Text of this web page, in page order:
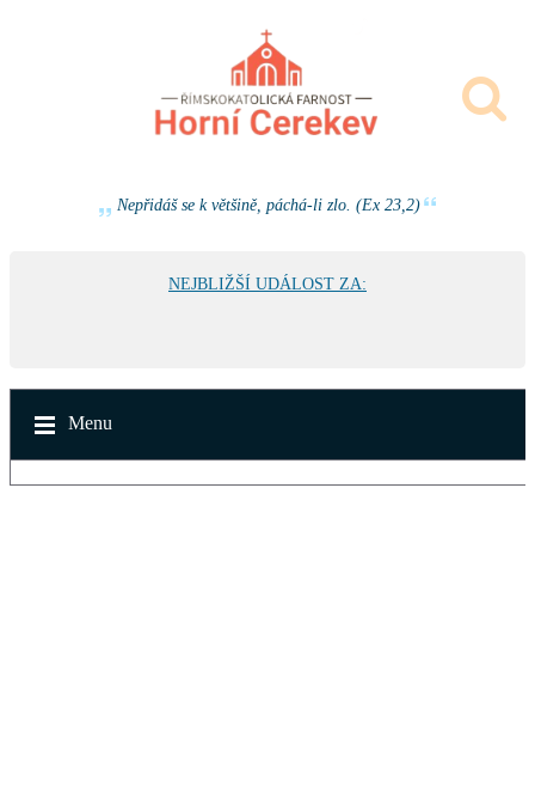
Nepřidáš se k většině, páchá-li zlo. (Ex 23,2)
NEJBLIŽŠÍ UDÁLOST ZA:
Menu